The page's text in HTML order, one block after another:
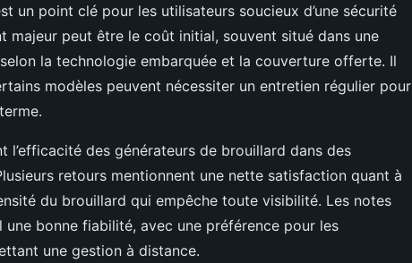
un point clé pour les utilisateurs soucieux d’une sécurité
majeur peut être le coût initial, souvent situé dans une
la technologie embarquée et la couverture offerte. Il
modèles peuvent nécessiter un entretien régulier pour
l’efficacité des générateurs de brouillard dans des
retours mentionnent une nette satisfaction quant à
du brouillard qui empêche toute visibilité. Les notes
bonne fiabilité, avec une préférence pour les
une gestion à distance.